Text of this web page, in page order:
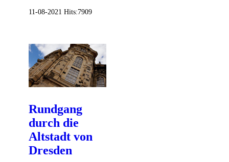
11-08-2021 Hits:7909
Rundgang
durch die
Altstadt von
Dresden